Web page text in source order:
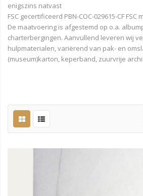
enigszins natvast
FSC gecertificeerd PBN-COC-029615-CF FSC
De maatvoering is afgestemd op o.a.
charterbergingen. Aanvullend leveren wij
hulpmaterialen, variërend van pak- en
(museum)karton, keperband, zuurvrije